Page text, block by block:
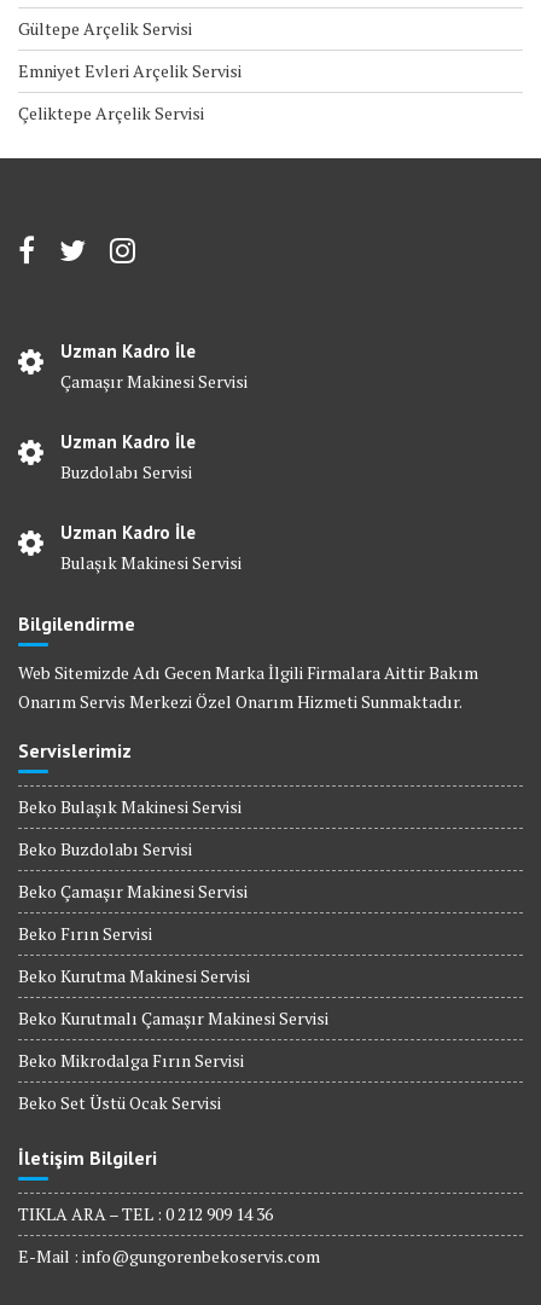
Gültepe Arçelik Servisi
Emniyet Evleri Arçelik Servisi
Çeliktepe Arçelik Servisi
Uzman Kadro İle
Çamaşır Makinesi Servisi
Uzman Kadro İle
Buzdolabı Servisi
Uzman Kadro İle
Bulaşık Makinesi Servisi
Bilgilendirme
Web Sitemizde Adı Gecen Marka İlgili Firmalara Aittir Bakım
Onarım Servis Merkezi Özel Onarım Hizmeti Sunmaktadır.
Servislerimiz
Beko Bulaşık Makinesi Servisi
Beko Buzdolabı Servisi
Beko Çamaşır Makinesi Servisi
Beko Fırın Servisi
Beko Kurutma Makinesi Servisi
Beko Kurutmalı Çamaşır Makinesi Servisi
Beko Mikrodalga Fırın Servisi
Beko Set Üstü Ocak Servisi
İletişim Bilgileri
TIKLA ARA – TEL : 0 212 909 14 36
E-Mail : info@gungorenbekoservis.com